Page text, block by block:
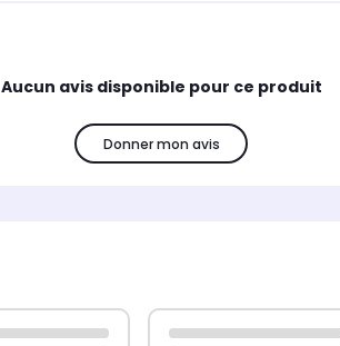
Aucun avis disponible pour ce produit
Donner mon avis